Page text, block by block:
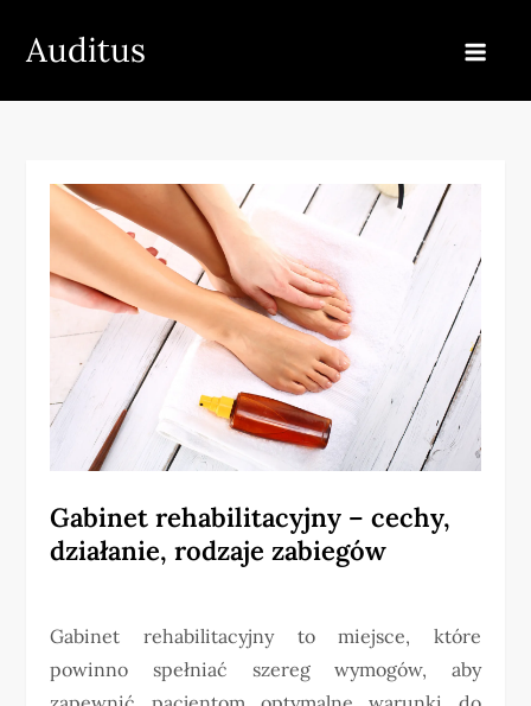
Auditus
Gabinet rehabilitacyjny – cechy,
działanie, rodzaje zabiegów
Gabinet rehabilitacyjny to miejsce, które
powinno spełniać szereg wymogów, aby